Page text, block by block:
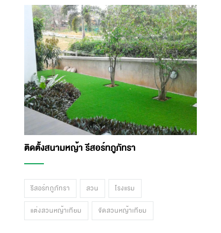
ติดตั้งสนามหญ้า รีสอร์ทภูภัทรา
รีสอร์ทภูภัทรา สวน โรงแรม
แต่งสวนหญ้าเทียม จัดสวนหญ้าเทียม